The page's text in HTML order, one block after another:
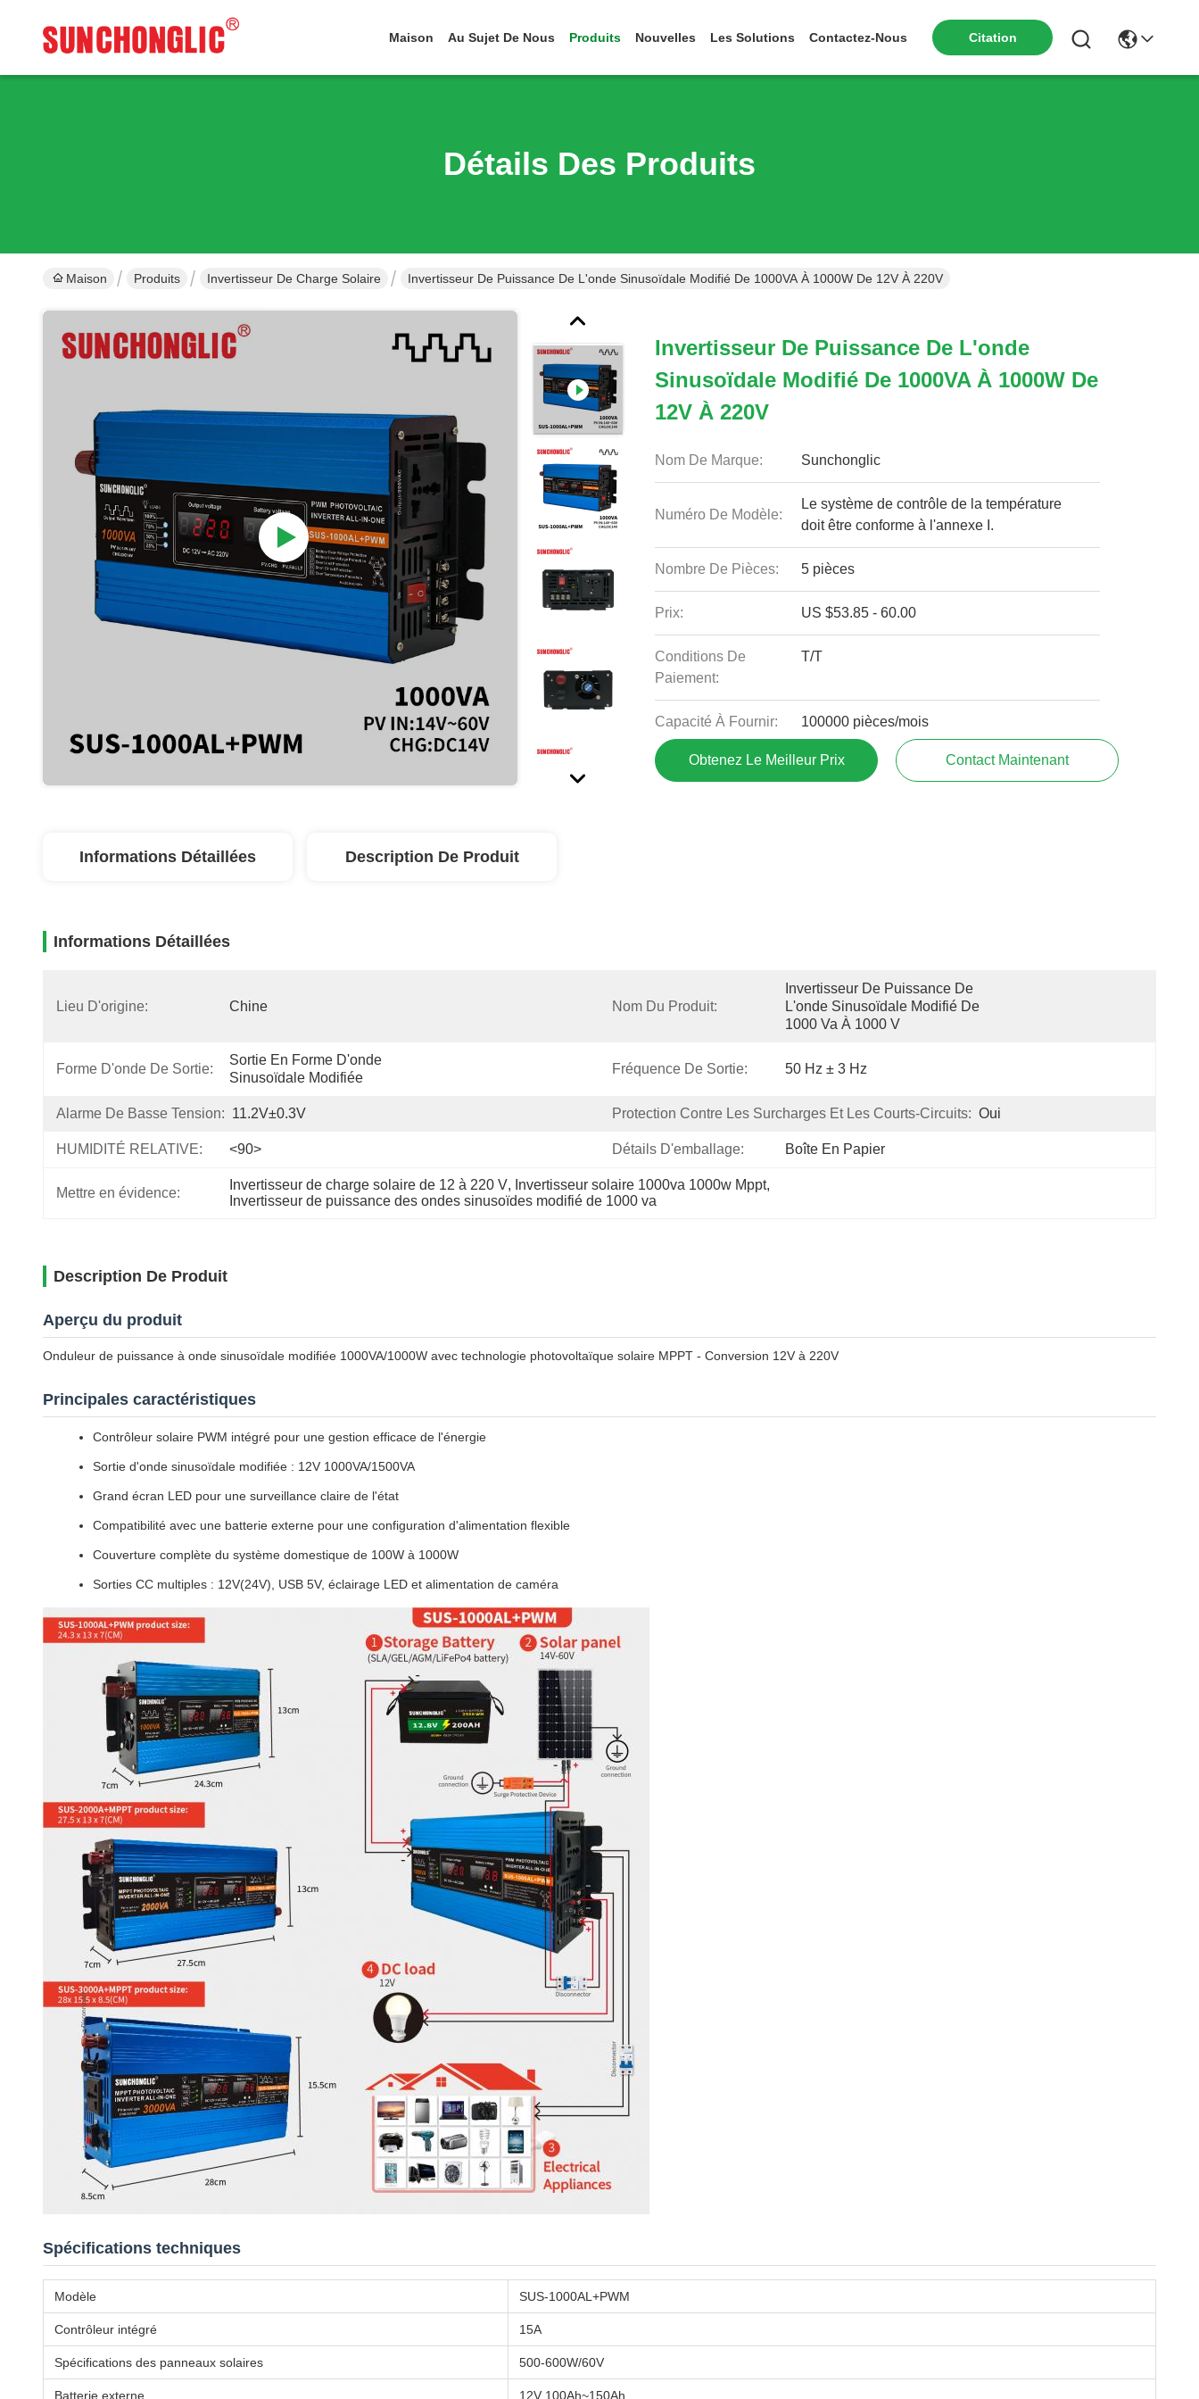
Maison Au Sujet De Nous Produits Nouvelles Les Solutions Contactez-Nous Citation
Détails Des Produits
Maison Produits Invertisseur De Charge Solaire Invertisseur De Puissance De L'onde Sinusoïdale Modifié De 1000VA À 1000W De 12V À 220V
Invertisseur De Puissance De L'onde
Sinusoïdale Modifié De 1000VA À 1000W De
12V À 220V
Nom De Marque: Sunchonglic
Numéro De Modèle:
Le système de contrôle de la température
doit être conforme à l'annexe I.
Nombre De Pièces: 5 pièces
Prix: US $53.85 - 60.00
Conditions De
Paiement:
T/T
Capacité À Fournir: 100000 pièces/mois
Obtenez Le Meilleur Prix Contact Maintenant
Informations Détaillées Description De Produit
Informations Détaillées
Lieu D'origine: Chine Nom Du Produit:
Invertisseur De Puissance De
L'onde Sinusoïdale Modifié De
1000 Va À 1000 V
Forme D'onde De Sortie:
Sortie En Forme D'onde
Sinusoïdale Modifiée
Fréquence De Sortie: 50 Hz ± 3 Hz
Alarme De Basse Tension: 11.2V±0.3V Protection Contre Les Surcharges Et Les Courts-Circuits: Oui
HUMIDITÉ RELATIVE: <90> Détails D'emballage: Boîte En Papier
Mettre en évidence:
Invertisseur de charge solaire de 12 à 220 V, Invertisseur solaire 1000va 1000w Mppt,
Invertisseur de puissance des ondes sinusoïdes modifié de 1000 va
Description De Produit
Aperçu du produit
Onduleur de puissance à onde sinusoïdale modifiée 1000VA/1000W avec technologie photovoltaïque solaire MPPT - Conversion 12V à 220V
Principales caractéristiques
Contrôleur solaire PWM intégré pour une gestion efficace de l'énergie
Sortie d'onde sinusoïdale modifiée : 12V 1000VA/1500VA
Grand écran LED pour une surveillance claire de l'état
Compatibilité avec une batterie externe pour une configuration d'alimentation flexible
Couverture complète du système domestique de 100W à 1000W
Sorties CC multiples : 12V(24V), USB 5V, éclairage LED et alimentation de caméra
Spécifications techniques
Modèle SUS-1000AL+PWM
Contrôleur intégré 15A
Spécifications des panneaux solaires 500-600W/60V
Batterie externe 12V 100Ah~150Ah